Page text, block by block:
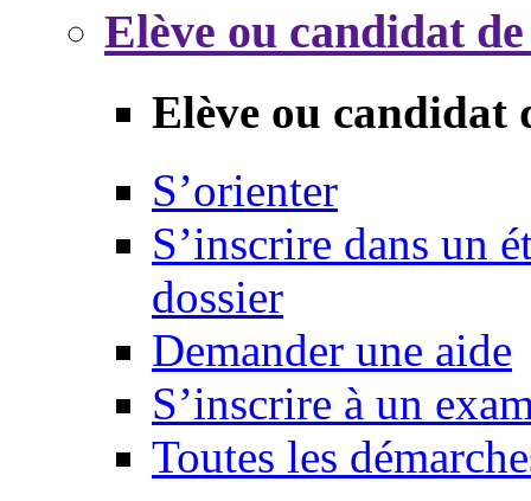
Elève ou candidat
Elève ou candidat
S’orienter
S’inscrire dans un
dossier
Demander une aide
S’inscrire à un
Toutes les